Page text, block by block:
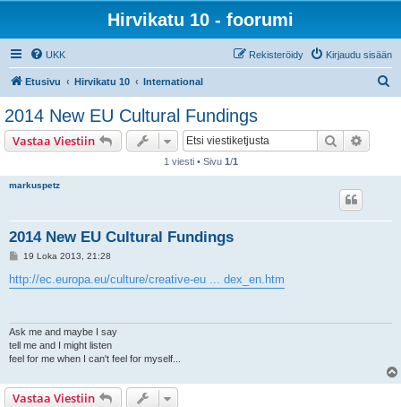
Hirvikatu 10 - foorumi
UKK Kirjaudu sisään
Rekisteröidy
Etusivu Hirvikatu 10 International
2014 New EU Cultural Fundings
Vastaa Viestiin Etsi
1 viesti • Sivu 1/1
markuspetz
2014 New EU Cultural Fundings
V
e
s
19 Loka 2013, 21:28
http://ec.europa.eu/culture/creative-eu ... dex_en.htm
Ask me and maybe I say
tell me and I might listen
feel for me when I can't feel for myself...
Vastaa Viestiin